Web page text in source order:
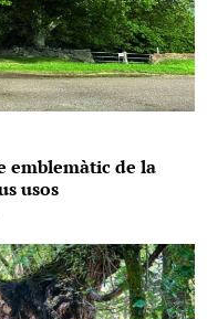
emblemàtic de la
usos